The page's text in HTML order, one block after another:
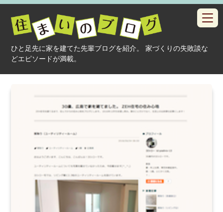
ひと足先に家を建てた先輩ブログを紹介。 家づくりの失敗談な
どエピソードが満載。